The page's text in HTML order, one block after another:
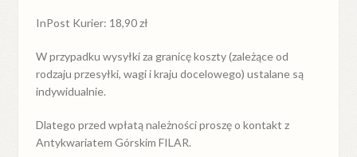
InPost Kurier: 18,90 zł
W przypadkuwysyłkiza granicękoszty (zależące od
rodzaju przesyłki, wagi i kraju docelowego) ustalane są
indywidualnie.
Dlatego przed wpłatą należności proszę o kontakt z
Antykwariatem Górskim FILAR.